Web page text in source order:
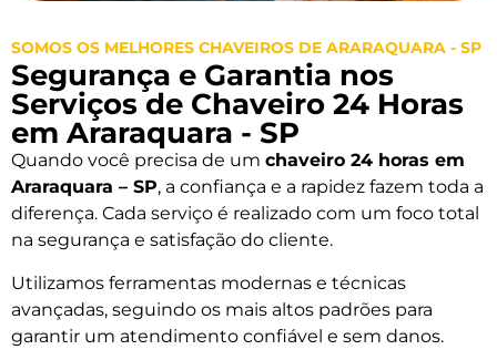
SOMOS OS MELHORES CHAVEIROS DE ARARAQUARA - SP
Segurança e Garantia nos
Serviços de Chaveiro 24 Horas
em Araraquara - SP
Quando você precisa de um chaveiro 24 horas em
Araraquara – SP, a confiança e a rapidez fazem toda a
diferença. Cada serviço é realizado com um foco total
na segurança e satisfação do cliente.
Utilizamos ferramentas modernas e técnicas
avançadas, seguindo os mais altos padrões para
garantir um atendimento confiável e sem danos.